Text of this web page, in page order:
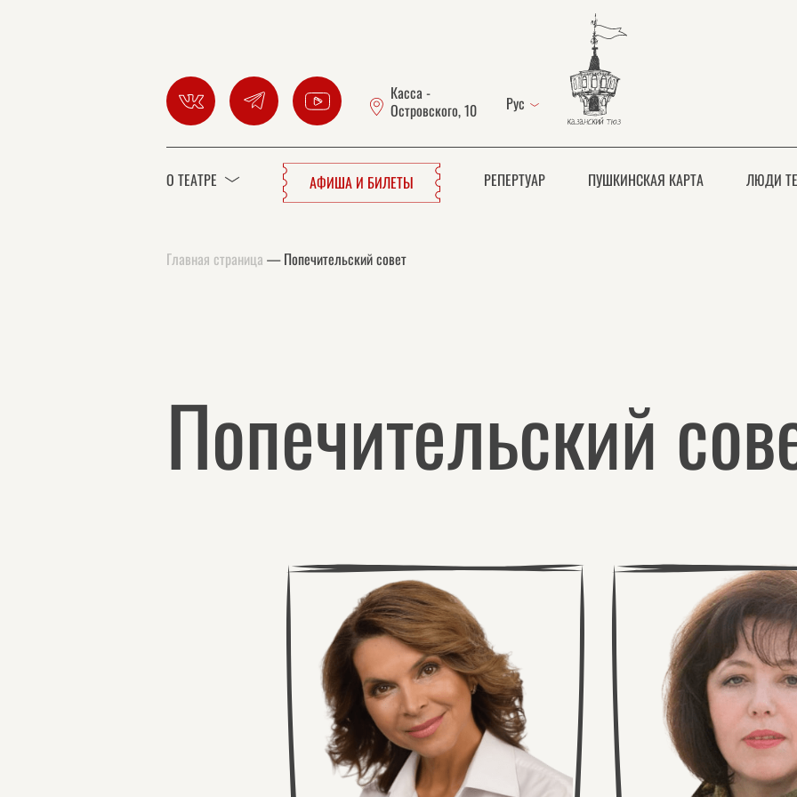
Касса -
Островского, 10
Рус
О ТЕАТРЕ АФИША И БИЛЕТЫ РЕПЕРТУАР ПУШКИНСКАЯ КАРТА ЛЮДИ
Главная страница —Попечительский совет
Попечительский